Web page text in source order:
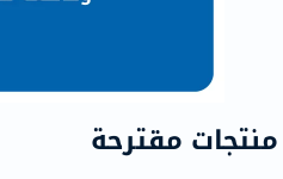
منتجات مقترحة